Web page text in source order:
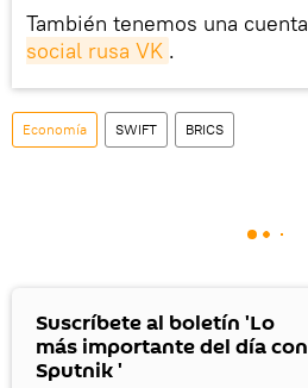
También tenemos una cuenta
social rusa VK .
Economía SWIFT BRICS
Suscríbete al boletín 'Lo
más importante del día con
Sputnik '